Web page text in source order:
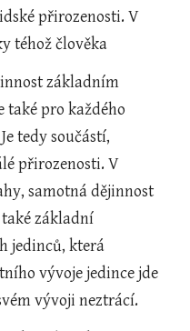
přirozenosti. V
téhož člověka
základním
také pro každého
tedy součástí,
přirozenosti. V
samotná dějinnost
základní
jedinců, která
vývoje jedince jde
vývoji neztrácí.